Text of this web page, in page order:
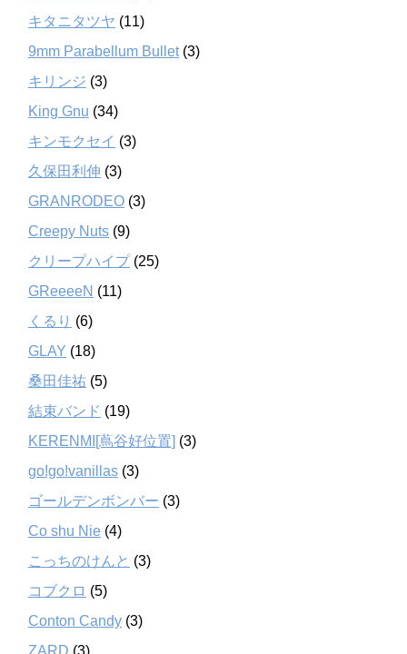
キタニタツヤ (11)
9mm Parabellum Bullet(3)
キリンジ (3)
King Gnu (34)
キンモクセイ (3)
久保田利伸 (3)
GRANRODEO (3)
Creepy Nuts (9)
クリープハイプ(25)
GReeeeN (11)
くるり (6)
GLAY (18)
桑田佳祐 (5)
結束バンド (19)
KERENMI[蔦谷好位置] (3)
go!go!vanillas (3)
ゴールデンボンバー (3)
Co shu Nie (4)
こっちのけんと (3)
コブクロ (5)
Conton Candy (3)
ZARD (3)